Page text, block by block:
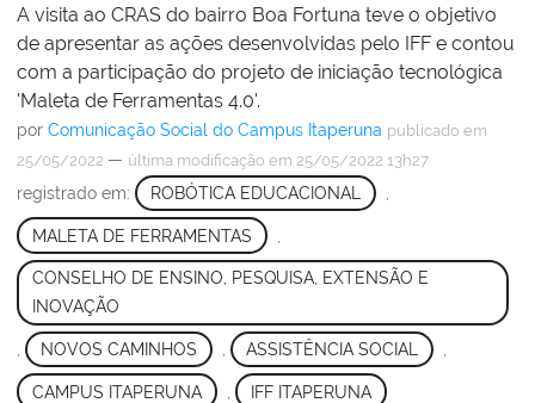
A visita ao CRAS do bairro Boa Fortuna teve o objetivo
de apresentar as ações desenvolvidas pelo IFF e contou
com a participação do projeto de iniciação tecnológica
'Maleta de Ferramentas 4.0'.
por Comunicação Social do Campus Itaperuna publicado em
25/05/2022 — última modificação em 25/05/2022 13h27
registrado em: ROBÓTICA EDUCACIONAL
MALETA DE FERRAMENTAS
CONSELHO DE ENSINO, PESQUISA, EXTENSÃO E
INOVAÇÃO
NOVOS CAMINHOS ASSISTÊNCIA SOCIAL
CAMPUS ITAPERUNA IFF ITAPERUNA